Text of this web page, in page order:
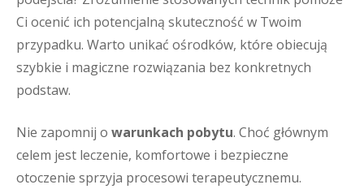
Ci ocenić ich potencjalną skuteczność w Twoim
przypadku. Warto unikać ośrodków, które obiecują
szybkie i magiczne rozwiązania bez konkretnych
podstaw.
Nie zapomnij o warunkach pobytu. Choć głównym
celem jest leczenie, komfortowe i bezpieczne
otoczenie sprzyja procesowi terapeutycznemu.